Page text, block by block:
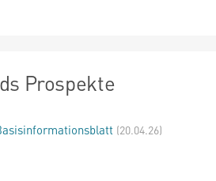
Prospekte
(20.04.26)